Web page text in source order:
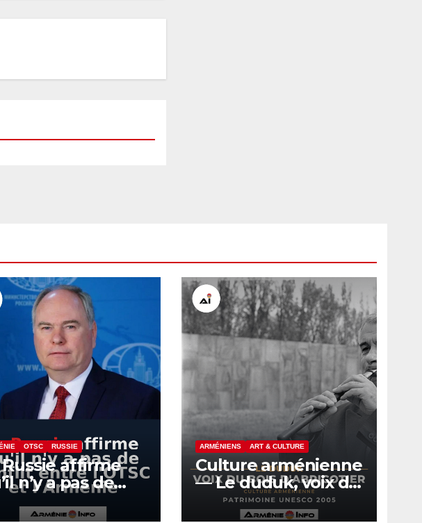
OTSC RUSSIE
Russie affirme
n’y a pas de
entre l’OTSC
ARMÉNIENS ART & CULTURE
Culture arménienne
— Le duduk, voix du
bois d’abricotier